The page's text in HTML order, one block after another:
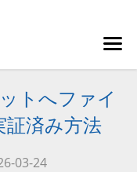
トへファイ
済み方法
03-24